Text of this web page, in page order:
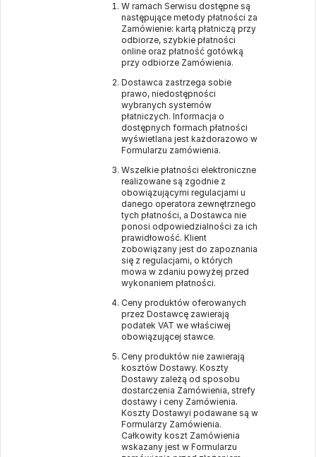
W ramach Serwisu dostępne są
następujące metody płatności za
Zamówienie: kartą płatniczą przy
odbiorze, szybkie płatności
online oraz płatność gotówką
przy odbiorze Zamówienia.
Dostawca zastrzega sobie
prawo, niedostępności
wybranych systemów
płatniczych. Informacja o
dostępnych formach płatności
wyświetlana jest każdorazowo w
Formularzu zamówienia.
Wszelkie płatności elektroniczne
realizowane są zgodnie z
obowiązującymi regulacjami u
danego operatora zewnętrznego
tych płatności, a Dostawca nie
ponosi odpowiedzialności za ich
prawidłowość. Klient
zobowiązany jest do zapoznania
się z regulacjami, o których
mowa w zdaniu powyżej przed
wykonaniem płatności.
Ceny produktów oferowanych
przez Dostawcę zawierają
podatek VAT we właściwej
obowiązującej stawce.
Ceny produktów nie zawierają
kosztów Dostawy. Koszty
Dostawy zależą od sposobu
dostarczenia Zamówienia, strefy
dostawy i ceny Zamówienia.
Koszty Dostawyi podawane są w
Formularzy Zamówienia.
Całkowity koszt Zamówienia
wskazany jest w Formularzu